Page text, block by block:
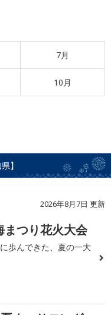
7月
10月
】
2026年8月7日 更新
まつり花火大会
歩んできた、夏の一大